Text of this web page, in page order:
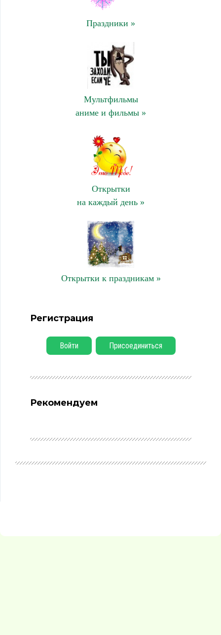
Праздники »
Мультфильмы
аниме и фильмы »
Открытки
на каждый день »
Открытки к праздникам »
Регистрация
Войти Присоединиться
Рекомендуем